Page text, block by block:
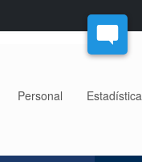
Personal